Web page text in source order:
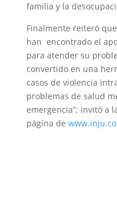
familia y la
Finalmente reiteró
han encontrado el
para atender su
convertido en una
casos de violencia
problemas de salud
emergencia”; invitó a
página de